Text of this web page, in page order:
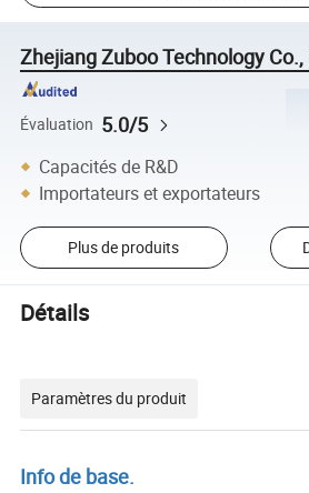
Zhejiang Zuboo Technology Co.,
Évaluation 5.0/5
Capacités de R&D
Importateurs et exportateurs
Plus de produits
Détails
Paramètres du produit
Info de base.